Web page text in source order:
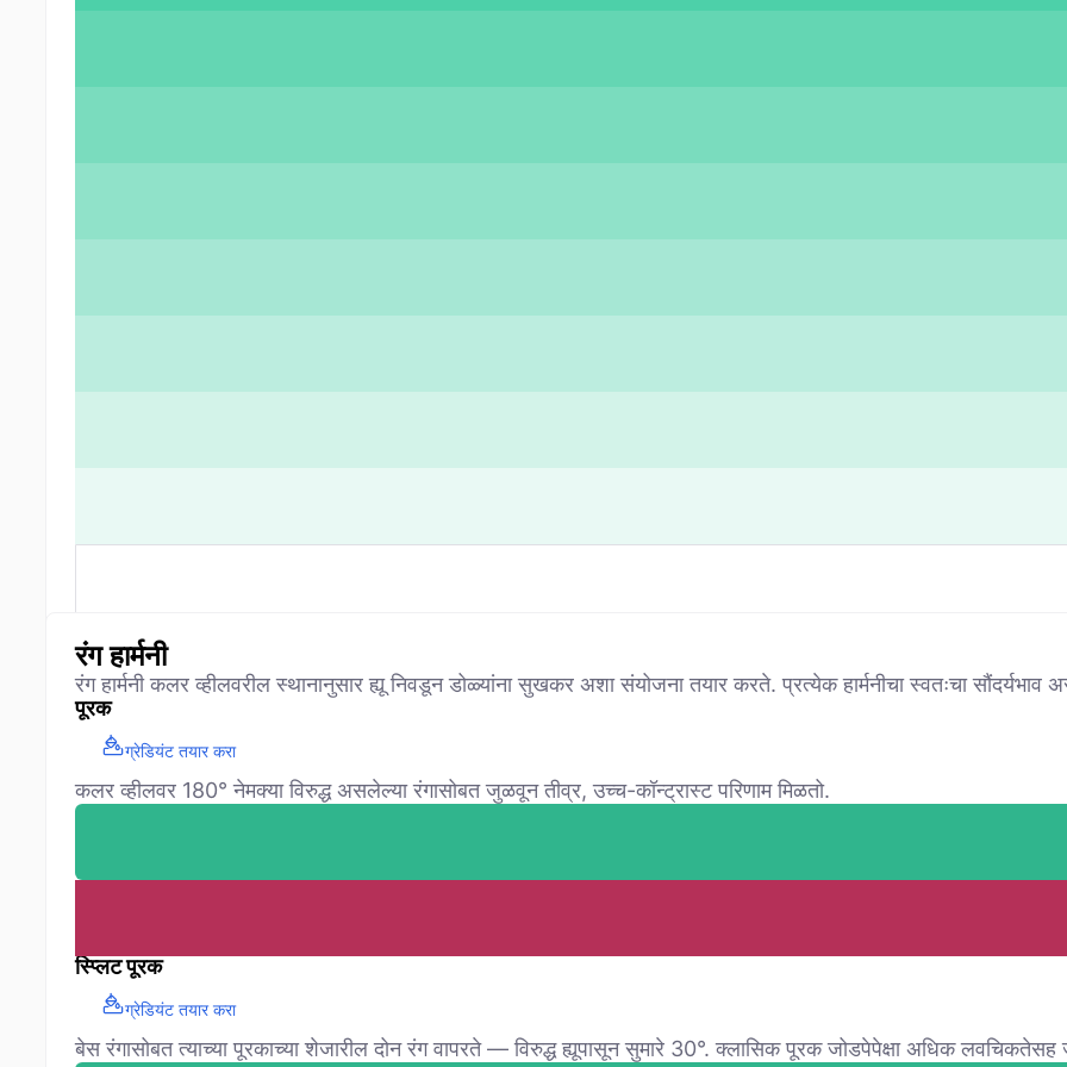
रंग हार्मनी
रंग हार्मनी कलर व्हीलवरील स्थानानुसार ह्यू निवडून डोळ्यांना सुखकर अशा संयोजना तयार करते. प्रत्येक हार्मनीचा स्वतःचा सौंदर्यभाव
पूरक
ग्रेडियंट तयार करा
कलर व्हीलवर 180° नेमक्या विरुद्ध असलेल्या रंगासोबत जुळवून तीव्र, उच्च-कॉन्ट्रास्ट परिणाम मिळतो.
स्प्लिट पूरक
ग्रेडियंट तयार करा
बेस रंगासोबत त्याच्या पूरकाच्या शेजारील दोन रंग वापरते — विरुद्ध ह्यूपासून सुमारे 30°. क्लासिक पूरक जोडपेपेक्षा अधिक लवचिकतेसह